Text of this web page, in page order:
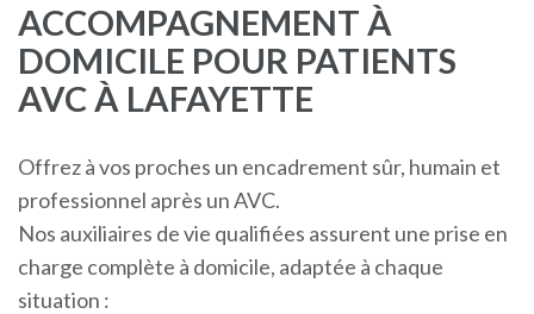
ACCOMPAGNEMENT À
DOMICILE POUR PATIENTS
AVC À LAFAYETTE
Offrez à vos proches un encadrement sûr, humain et
professionnel après un AVC.
Nos auxiliaires de vie qualifiées assurent une prise en
charge complète à domicile, adaptée à chaque
situation :